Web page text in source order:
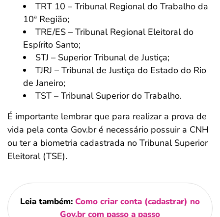
TRT 10 – Tribunal Regional do Trabalho da
10ª Região;
TRE/ES – Tribunal Regional Eleitoral do
Espírito Santo;
STJ – Superior Tribunal de Justiça;
TJRJ – Tribunal de Justiça do Estado do Rio
de Janeiro;
TST – Tribunal Superior do Trabalho.
É importante lembrar que para realizar a prova de
vida pela conta Gov.br é necessário possuir a CNH
ou ter a biometria cadastrada no Tribunal Superior
Eleitoral (TSE).
Leia também: Como criar conta (cadastrar) no
Gov.br com passo a passo